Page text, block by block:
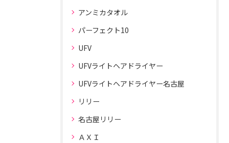
アンミカタオル
パーフェクト10
UFV
UFVライトヘアドライヤー
UFVライトヘアドライヤー名古屋
リリー
名古屋リリー
ＡＸＩ